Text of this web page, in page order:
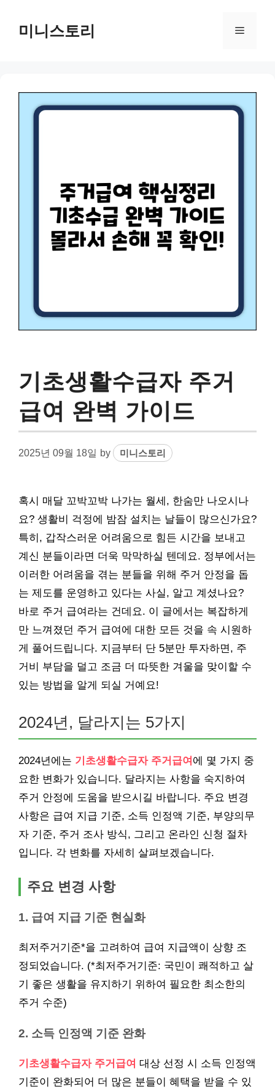
content미니스토리 Menu
기초생활수급자 주거
급여 완벽 가이드
2025년 09월 18일 by 미니스토리
혹시 매달 꼬박꼬박 나가는 월세, 한숨만 나오시나
요? 생활비 걱정에 밤잠 설치는 날들이 많으신가요?
특히, 갑작스러운 어려움으로 힘든 시간을 보내고
계신 분들이라면 더욱 막막하실 텐데요. 정부에서는
이러한 어려움을 겪는 분들을 위해 주거 안정을 돕
는 제도를 운영하고 있다는 사실, 알고 계셨나요?
바로 주거 급여라는 건데요. 이 글에서는 복잡하게
만 느껴졌던 주거 급여에 대한 모든 것을 속 시원하
게 풀어드립니다. 지금부터 단 5분만 투자하면, 주
거비 부담을 덜고 조금 더 따뜻한 겨울을 맞이할 수
있는 방법을 알게 되실 거예요!
2024년, 달라지는 5가지
2024년에는 기초생활수급자 주거급여 에 몇 가지 중
요한 변화가 있습니다. 달라지는 사항을 숙지하여
주거 안정에 도움을 받으시길 바랍니다. 주요 변경
사항은 급여 지급 기준, 소득 인정액 기준, 부양의무
자 기준, 주거 조사 방식, 그리고 온라인 신청 절차
입니다. 각 변화를 자세히 살펴보겠습니다.
주요 변경 사항
1. 급여 지급 기준 현실화
최저주거기준*을 고려하여 급여 지급액이 상향 조
정되었습니다. (*최저주거기준: 국민이 쾌적하고 살
기 좋은 생활을 유지하기 위하여 필요한 최소한의
주거 수준)
2. 소득 인정액 기준 완화
기초생활수급자 주거급여 대상 선정 시 소득 인정액
기준이 완화되어 더 많은 분들이 혜택을 받을 수 있